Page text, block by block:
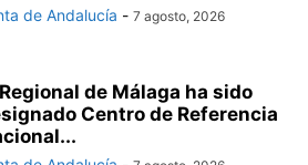
de Andalucía - 7 agosto, 2026
de Málaga ha sido
Centro de Referencia